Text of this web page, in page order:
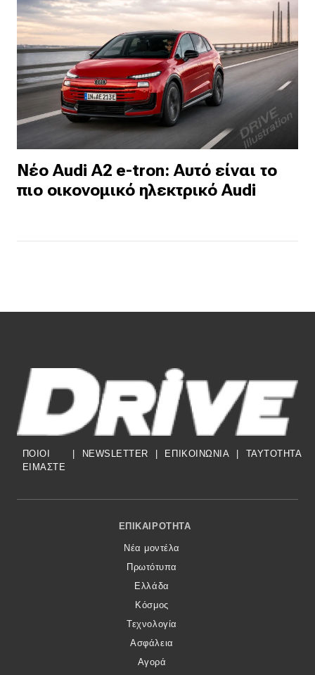
Νέο Audi A2 e-tron: Αυτό είναι το
πιο οικονομικό ηλεκτρικό Audi
ΠΟΙΟΙ
ΕΙΜΑΣΤΕ
NEWSLETTER ΕΠΙΚΟΙΝΩΝΙΑ TAYTOTHTA
Footer Menu
ΕΠΙΚΑΙΡΌΤΗΤΑ
Νέα μοντέλα
Πρωτότυπα
Ελλάδα
Κόσμος
Τεχνολογία
Ασφάλεια
Αγορά